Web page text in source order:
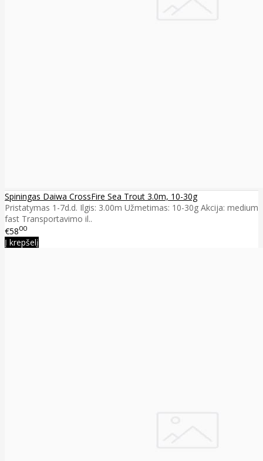
Spiningas Daiwa CrossFire Sea Trout 3.0m, 10-30g
Pristatymas 1-7d.d. Ilgis: 3.00m Užmetimas: 10-30g Akcija: medium
fast Transportavimo il..
€5800
Į krepšelį